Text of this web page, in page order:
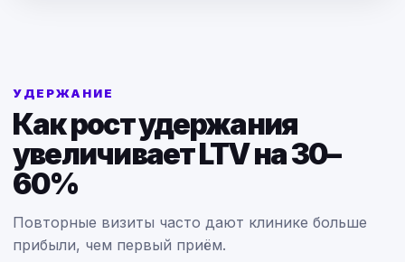
УДЕРЖАНИЕ
Как рост удержания
увеличивает LTV на 30–
60%
Повторные визиты часто дают клинике больше
прибыли, чем первый приём.